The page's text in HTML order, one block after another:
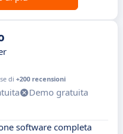
di +200 recensioni
Demo gratuita
software completa